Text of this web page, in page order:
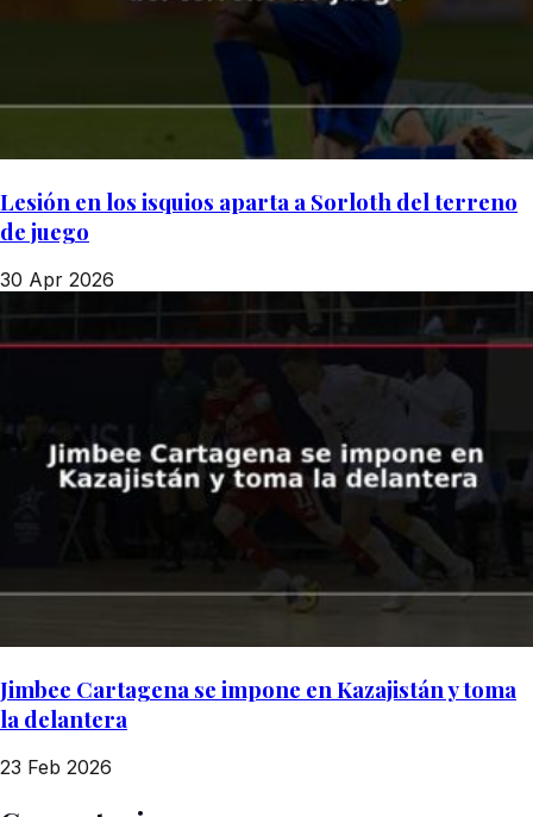
Lesión en los isquios aparta a Sorloth del terreno
de juego
30 Apr 2026
Jimbee Cartagena se impone en Kazajistán y toma
la delantera
23 Feb 2026